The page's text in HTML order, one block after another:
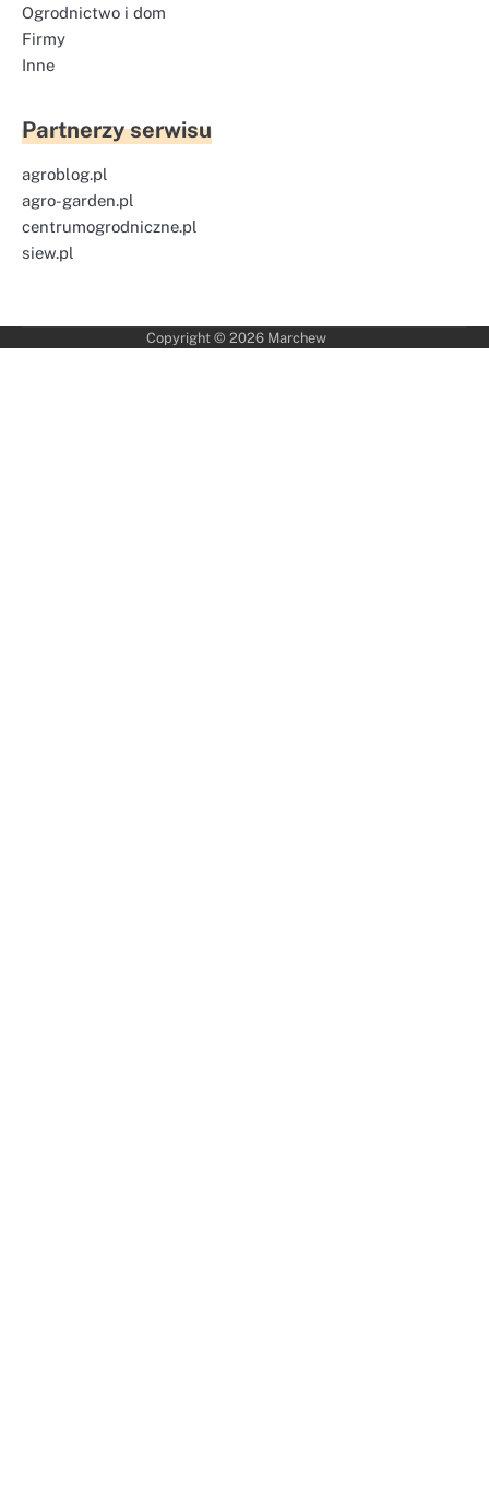
Ogrodnictwo i dom
Firmy
Inne
Partnerzy serwisu
agroblog.pl
agro-garden.pl
centrumogrodniczne.pl
siew.pl
Copyright © 2026 Marchew